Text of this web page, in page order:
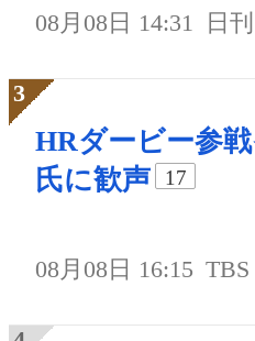
08月08日 14:31 日
HRダービー参
氏に歓声
17
08月08日 16:15